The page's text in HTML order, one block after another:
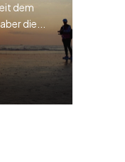
dem
die...